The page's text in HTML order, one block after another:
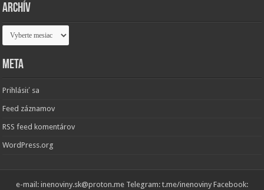
Archív
Archív
Meta
Prihlásiť sa
Feed záznamov
RSS feed komentárov
WordPress.org
e-mail: inenoviny.sk@proton.me Telegram: t.me/inenoviny Facebook: